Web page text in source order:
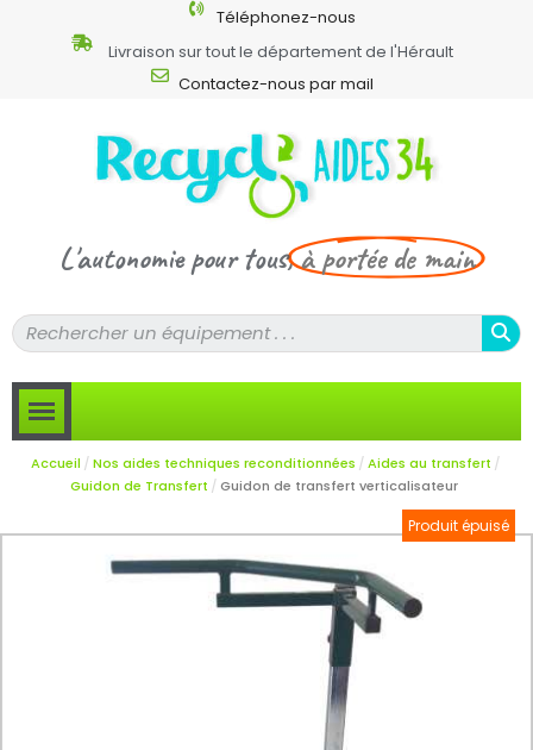
Téléphonez-nous
Livraison sur tout le département de l'Hérault
Contactez-nous par mail
L'autonomie pour tous,à portée de main
Accueil Nos aides techniques reconditionnées
Aides au transfert
Guidon de Transfert
Guidon de transfert verticalisateur
Produit épuisé